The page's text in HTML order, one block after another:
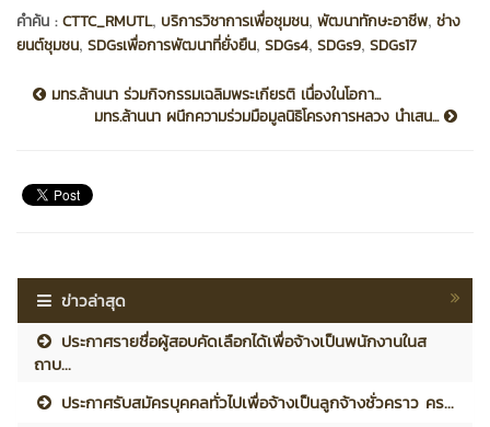
คำค้น :CTTC_RMUTL, บริการวิชาการเพื่อชุมชน, พัฒนาทักษะอาชีพ, ช่าง
ยนต์ชุมชน, SDGsเพื่อการพัฒนาที่ยั่งยืน, SDGs4, SDGs9, SDGs17
มทร.ล้านนา ร่วมกิจกรรมเฉลิมพระเกียรติ เนื่องในโอกา...
มทร.ล้านนา ผนึกความร่วมมือมูลนิธิโครงการหลวง นำเสน...
ข่าวล่าสุด
ประกาศรายชื่อผู้สอบคัดเลือกได้เพื่อจ้างเป็นพนักงานในส
ถาบ...
ประกาศรับสมัครบุคคลทั่วไปเพื่อจ้างเป็นลูกจ้างชั่วคราว คร...